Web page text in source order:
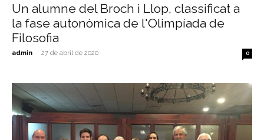
Un alumne del Broch i Llop, classificat a
la fase autonòmica de l'Olimpíada de
Filosofia
admin - 27 de abril de 2020 0